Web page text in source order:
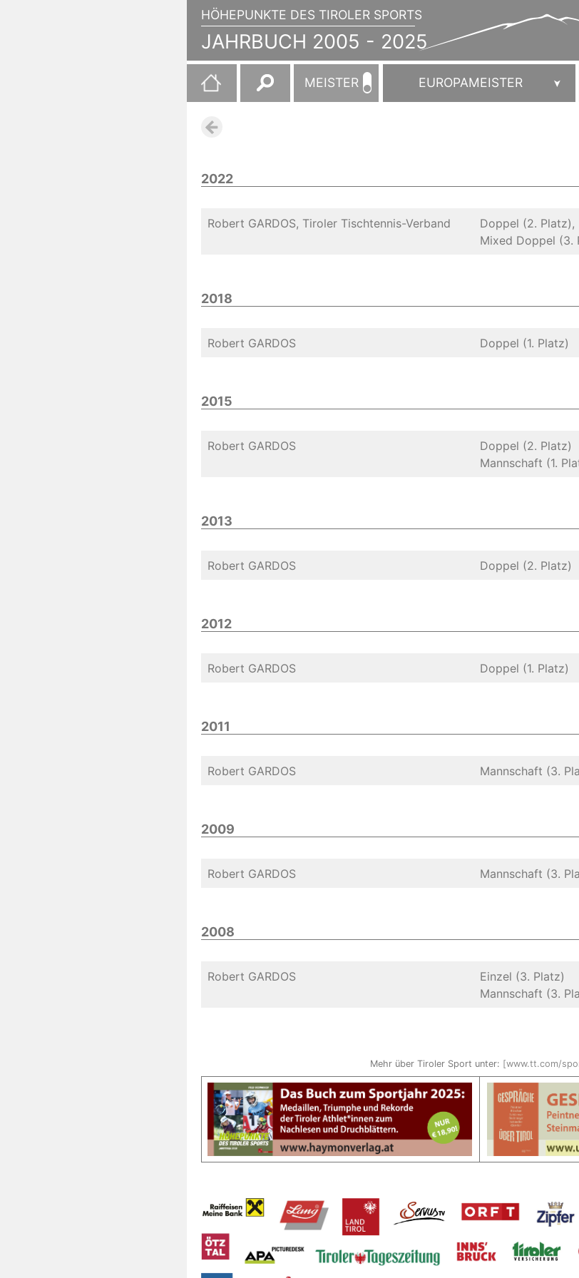
HÖHEPUNKTE DES TIROLER SPORTS
JAHRBUCH 2005 - 2025
JAHRBUCH
2005
2025
Suchen
nach:
MEISTER EUROPAMEISTER
2022
Robert GARDOS, Tiroler Tischtennis-Verband
Doppel (2. Platz),
Mixed Doppel (3.
2018
Robert GARDOS Doppel (1. Platz)
2015
Robert GARDOS
Doppel (2. Platz)
Mannschaft (1.
2013
Robert GARDOS Doppel (2. Platz)
2012
Robert GARDOS Doppel (1. Platz)
2011
Robert GARDOS Mannschaft (3.
2009
Robert GARDOS Mannschaft (3.
2008
Robert GARDOS
Einzel (3. Platz)
Mannschaft (3.
Mehr über Tiroler Sport unter: [www.tt.com/